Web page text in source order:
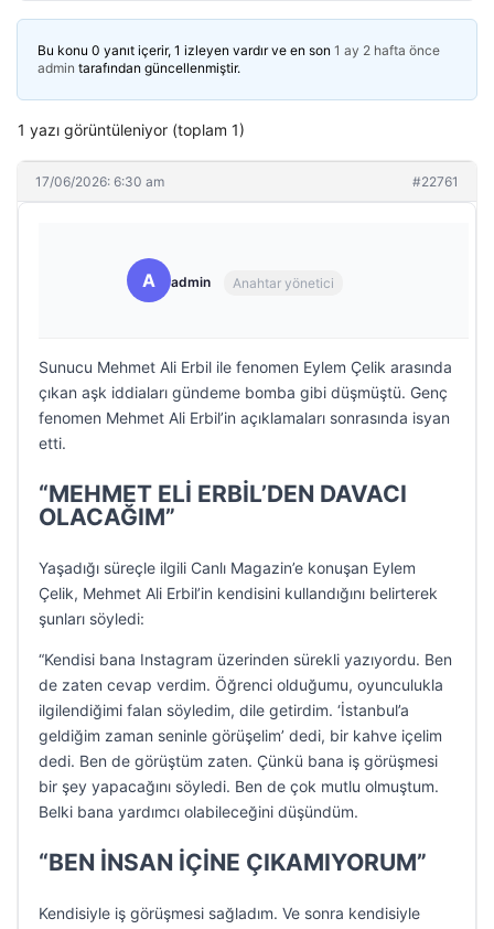
Bu konu 0 yanıt içerir, 1 izleyen vardır ve en son 1 ay 2 hafta önce
admin tarafından güncellenmiştir.
1 yazı görüntüleniyor (toplam 1)
17/06/2026: 6:30 am #22761
A admin Anahtar yönetici
Sunucu Mehmet Ali Erbil ile fenomen Eylem Çelik arasında
çıkan aşk iddiaları gündeme bomba gibi düşmüştü. Genç
fenomen Mehmet Ali Erbil’in açıklamaları sonrasında isyan
etti.
“MEHMET ELİ ERBİL’DEN DAVACI
OLACAĞIM”
Yaşadığı süreçle ilgili Canlı Magazin’e konuşan Eylem
Çelik, Mehmet Ali Erbil’in kendisini kullandığını belirterek
şunları söyledi:
“Kendisi bana Instagram üzerinden sürekli yazıyordu. Ben
de zaten cevap verdim. Öğrenci olduğumu, oyunculukla
ilgilendiğimi falan söyledim, dile getirdim. ‘İstanbul’a
geldiğim zaman seninle görüşelim’ dedi, bir kahve içelim
dedi. Ben de görüştüm zaten. Çünkü bana iş görüşmesi
bir şey yapacağını söyledi. Ben de çok mutlu olmuştum.
Belki bana yardımcı olabileceğini düşündüm.
“BEN İNSAN İÇİNE ÇIKAMIYORUM”
Kendisiyle iş görüşmesi sağladım. Ve sonra kendisiyle